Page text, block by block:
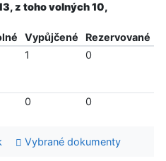
z toho volných 10,
Vypůjčené
Rezervované
1 0
0 0
Vybrané dokumenty